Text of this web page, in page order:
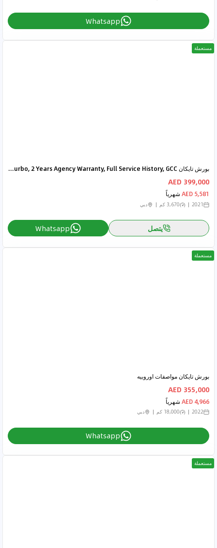
Whatsapp
مستعملة
بورش تايكان Turbo (671 HP) 2021 Porsche Taycan Turbo, 2 Years Agency Warranty, Full Service History, GCC
399,000 AED
5,581 AED شهرياً
2021 3,670 كم دبي
يتصل Whatsapp
مستعملة
بورش تايكان مواصفات اوروبيه
355,000 AED
4,966 AED شهرياً
2022 18,000 كم دبي
Whatsapp
مستعملة